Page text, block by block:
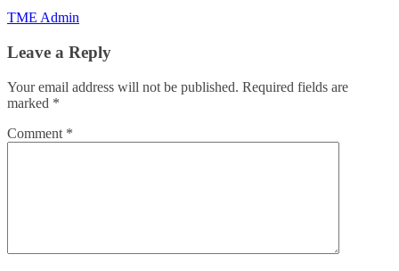
TME Admin
Leave a Reply
Your email address will not be published. Required fields are
marked *
Comment *